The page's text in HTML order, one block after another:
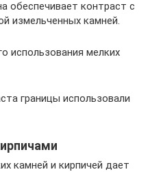
обеспечивает контраст с
измельченных камней.
использования мелких
границы использовали
камней и кирпичей дает